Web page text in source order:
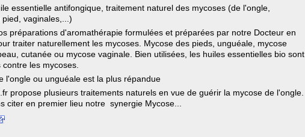
essentielle antifongique, traitement naturel des mycoses (de l'ongle,
vaginales,...)
préparations d'aromathérapie formulées et préparées par notre Docteur en
traiter naturellement les mycoses. Mycose des pieds, unguéale, mycose
cutanée ou mycose vaginale. Bien utilisées, les huiles essentielles bio sont
les mycoses.
l'ongle ou unguéale est la plus répandue
propose plusieurs traitements naturels en vue de guérir la mycose de l'ongle.
citer en premier lieu notre synergie Mycose...